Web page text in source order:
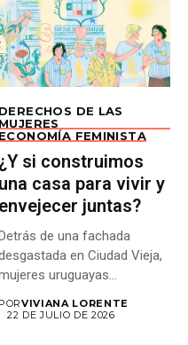
DERECHOS DE LAS
MUJERES
ECONOMÍA FEMINISTA
¿Y si construimos
una casa para vivir y
envejecer juntas?
de una fachada
en Ciudad Vieja,
uruguayas
PORVIVIANA LORENTE
22 DE JULIO DE 2026